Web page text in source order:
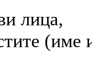
лица,
(име